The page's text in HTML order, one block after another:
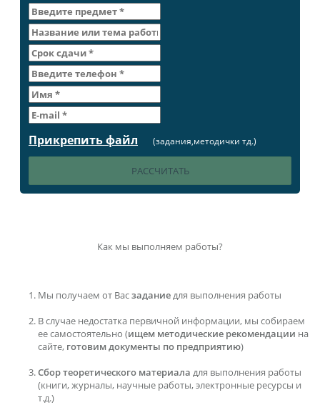
Прикрепить файл (задания,методички тд.)
Как мы выполняем работы?
Мы получаем от Васзаданиедля выполнения работы
В случае недостатка первичной информации, мы собираем
ее самостоятельно (ищем методические рекомендации на
сайте, готовим документы по предприятию)
Сбор теоретического материала для выполнения работы
(книги, журналы, научные работы, электронные ресурсы и
т.д.)